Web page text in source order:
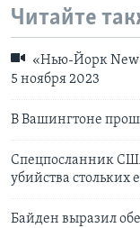
Читайте
«Нью-Йорк New
5 ноября 2023
В Вашингтоне
Спецпосланник
убийства стольких
Байден выразил